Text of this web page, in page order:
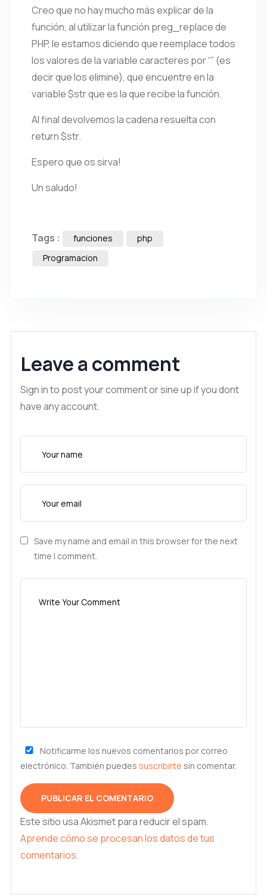
Creo que no hay mucho más explicar de la
función, al utilizar la función preg_replace de
PHP, le estamos diciendo que reemplace todos
los valores de la variable caracteres por “” (es
decir que los elimine), que encuentre en la
variable $str que es la que recibe la función.
Al final devolvemos la cadena resuelta con
return $str.
Espero que os sirva!
Un saludo!
Tags : funciones
php
Programacion
Leave a comment
Sign in to post your comment or sine up if you dont
have any account.
Save my name and email in this browser for the next
time I comment.
Notificarme los nuevos comentarios por correo
electrónico. También puedes suscribirte sin comentar.
Este sitio usa Akismet para reducir el spam.
Aprende cómo se procesan los datos de tus
comentarios.